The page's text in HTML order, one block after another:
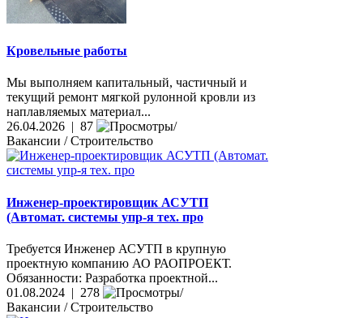
Кровельные работы
Мы выполняем капитальный, частичный и
текущий ремонт мягкой рулонной кровли из
наплавляемых материал...
26.04.2026 | 87
Вакансии / Строительство
Инженер-проектировщик АСУТП
(Автомат. системы упр-я тех. про
Требуется Инженер АСУТП в крупную
проектную компанию АО РАОПРОЕКТ.
Обязанности: Разработка проектной...
01.08.2024 | 278
Вакансии / Строительство